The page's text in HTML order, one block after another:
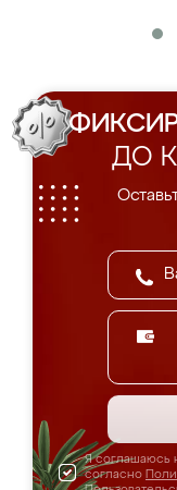
ДО
Я соглашаюсь
согласно